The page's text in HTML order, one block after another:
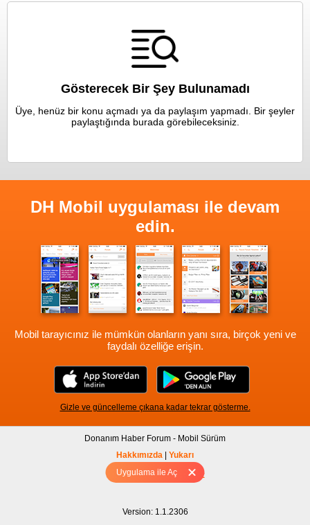
Uygulama ile Aç
Gösterecek Bir Şey Bulunamadı
Üye, henüz bir konu açmadı ya da paylaşım yapmadı. Bir şeyler
paylaştığında burada görebileceksiniz.
DH Mobil uygulaması ile devam
edin.
Mobil tarayıcınız ile mümkün olanların yanı sıra, birçok yeni ve
faydalı özelliğe erişin.
Gizle ve güncelleme çıkana kadar tekrar gösterme.
Donanım Haber Forum - Mobil Sürüm
Hakkımızda | Yukarı
Tam sürüm için Tıklayınız
Version: 1.1.2306